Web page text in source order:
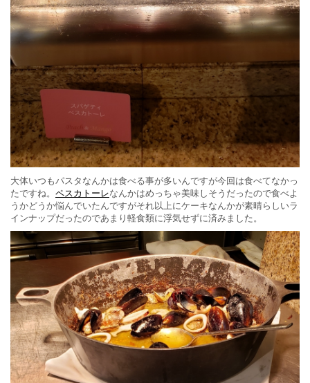
大体いつもパスタなんかは食べる事が多いんですが今回は食べてなかっ
たですね。 ペスカトーレなんかはめっちゃ美味しそうだったので食べよ
うかどうか悩んでいたんですがそれ以上にケーキなんかが素晴らしいラ
インナップだったのであまり軽食類に浮気せずに済みました。